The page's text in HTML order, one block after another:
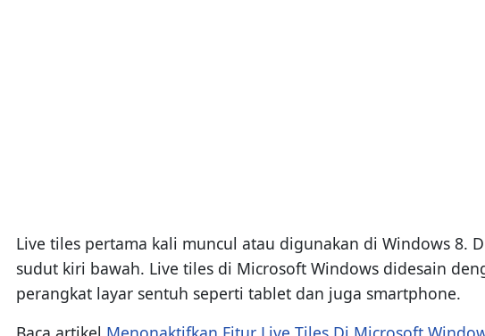
Live tiles pertama kali muncul atau digunakan di Windows 8.
sudut kiri bawah. Live tiles di Microsoft Windows didesain
perangkat layar sentuh seperti tablet dan juga smartphone.